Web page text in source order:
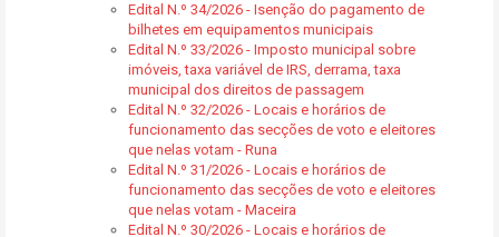
Edital N.º 34/2026 - Isenção do pagamento de
bilhetes em equipamentos municipais
Edital N.º 33/2026 - Imposto municipal sobre
imóveis, taxa variável de IRS, derrama, taxa
municipal dos direitos de passagem
Edital N.º 32/2026 - Locais e horários de
funcionamento das secções de voto e eleitores
que nelas votam - Runa
Edital N.º 31/2026 - Locais e horários de
funcionamento das secções de voto e eleitores
que nelas votam - Maceira
Edital N.º 30/2026 - Locais e horários de